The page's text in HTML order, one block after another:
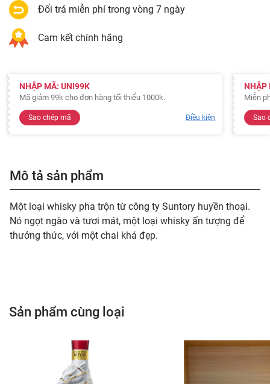
Đổi trả miễn phí trong vòng 7 ngày
Cam kết chính hãng
NHẬP MÃ: UNI99K
Mã giảm 99k cho đơn hàng tối thiểu 1000k.
Sao chép mã Điều kiện
NHẬP
Miễn
Sao
Mô tả sản phẩm
Một loại whisky pha trộn từ công ty Suntory huyền thoại.
Nó ngọt ngào và tươi mát, một loại whisky ấn tượng để
thưởng thức, với một chai khá đẹp.
Sản phẩm cùng loại